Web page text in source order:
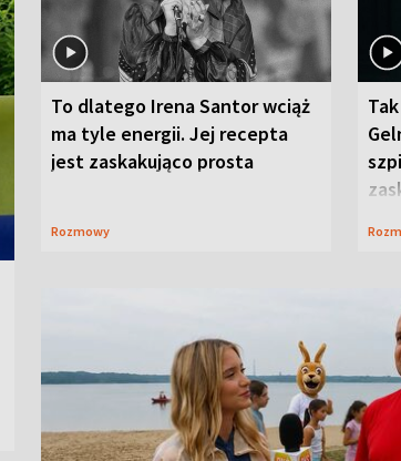
To dlatego Irena Santor wciąż
ma tyle energii. Jej recepta
jest zaskakująco prosta
Rozmowy